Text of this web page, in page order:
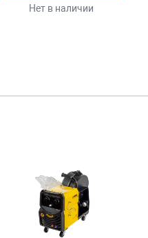
Нет в наличии